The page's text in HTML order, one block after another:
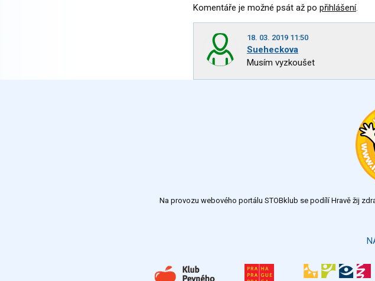
Komentáře je možné psát až po přihlášení.
18. 03. 2019 11:50
Sueheckova
Musím vyzkoušet
Na provozu webového portálu STOBklub se podílí Hravě žij